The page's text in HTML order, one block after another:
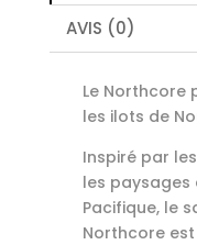
AVIS (0)
Le Northcore
les ilots de
Inspiré par
les
Pacifique, le
Northcore